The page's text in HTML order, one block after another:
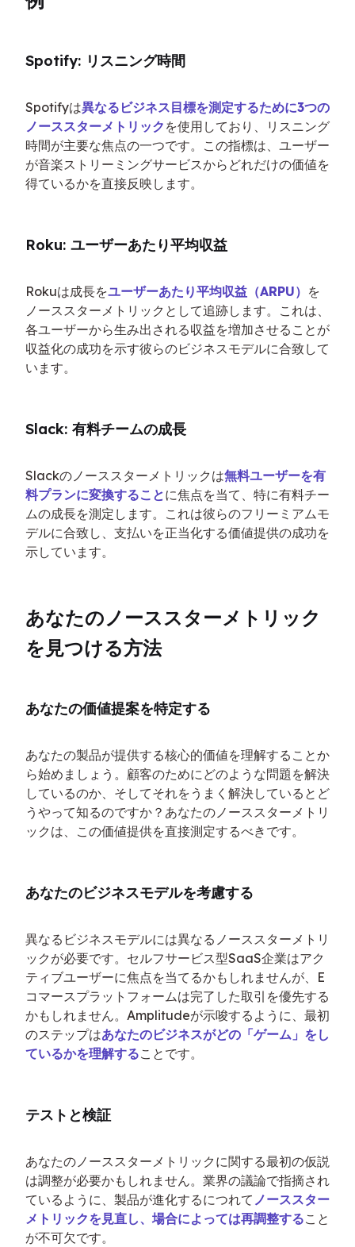
Spotify: リスニング時間
Spotifyは異なるビジネス目標を測定するために3つの
ノーススターメトリック を使用しており、リスニング
時間が主要な焦点の一つです。この指標は、ユーザー
が音楽ストリーミングサービスからどれだけの価値を
得ているかを直接反映します。
Roku: ユーザーあたり平均収益
Rokuは成長をユーザーあたり平均収益（ARPU） を
ノーススターメトリックとして追跡します。これは、
各ユーザーから生み出される収益を増加させることが
収益化の成功を示す彼らのビジネスモデルに合致して
います。
Slack: 有料チームの成長
Slackのノーススターメトリックは無料ユーザーを有
料プランに変換することに焦点を当て、特に有料チー
ムの成長を測定します。これは彼らのフリーミアムモ
デルに合致し、支払いを正当化する価値提供の成功を
示しています。
あなたのノーススターメトリック
を見つける方法
あなたの価値提案を特定する
あなたの製品が提供する核心的価値を理解することか
ら始めましょう。顧客のためにどのような問題を解決
しているのか、そしてそれをうまく解決しているとど
うやって知るのですか？あなたのノーススターメトリ
ックは、この価値提供を直接測定するべきです。
あなたのビジネスモデルを考慮する
異なるビジネスモデルには異なるノーススターメトリ
ックが必要です。セルフサービス型SaaS企業はアク
ティブユーザーに焦点を当てるかもしれませんが、E
コマースプラットフォームは完了した取引を優先する
かもしれません。Amplitudeが示唆するように、最初
のステップはあなたのビジネスがどの「ゲーム」をし
ているかを理解することです。
テストと検証
あなたのノーススターメトリックに関する最初の仮説
は調整が必要かもしれません。業界の議論で指摘され
ているように、製品が進化するにつれて ノーススター
メトリックを見直し、場合によっては再調整すること
が不可欠です。